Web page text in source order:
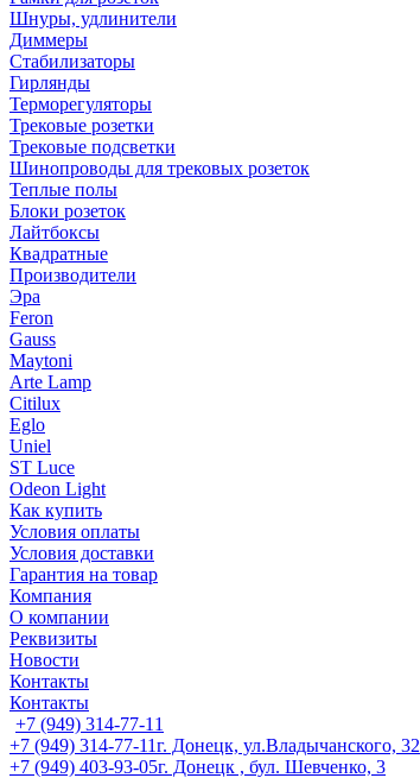
Шнуры, удлинители
Диммеры
Стабилизаторы
Гирлянды
Терморегуляторы
Трековые розетки
Трековые подсветки
Шинопроводы для трековых розеток
Теплые полы
Блоки розеток
Лайтбоксы
Квадратные
Производители
Эра
Feron
Gauss
Maytoni
Arte Lamp
Citilux
Eglo
Uniel
ST Luce
Odeon Light
Как купить
Условия оплаты
Условия доставки
Гарантия на товар
Компания
О компании
Реквизиты
Новости
Контакты
Контакты
+7 (949) 314-77-11
+7 (949) 314-77-11г. Донецк, ул.Владычанского, 32
+7 (949) 403-93-05г. Донецк , бул. Шевченко, 3